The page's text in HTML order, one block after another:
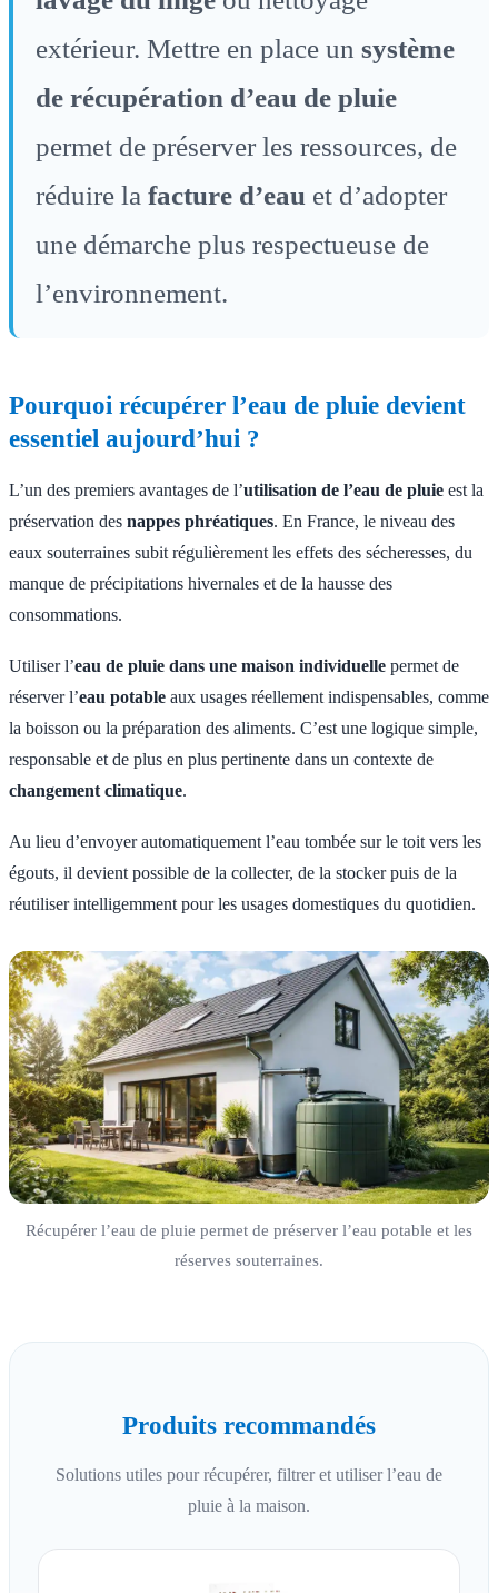
extérieur. Mettre en place un système
de récupération d’eau de pluie
permet de préserver les ressources, de
réduire la facture d’eau et d’adopter
une démarche plus respectueuse de
l’environnement.
Pourquoi récupérer l’eau de pluie devient
essentiel aujourd’hui ?
L’un des premiers avantages de l’utilisation de l’eau de pluie est la
préservation des nappes phréatiques. En France, le niveau des
eaux souterraines subit régulièrement les effets des sécheresses, du
manque de précipitations hivernales et de la hausse des
consommations.
Utiliser l’eau de pluie dans une maison individuelle permet de
réserver l’eau potable aux usages réellement indispensables, comme
la boisson ou la préparation des aliments. C’est une logique simple,
responsable et de plus en plus pertinente dans un contexte de
changement climatique.
Au lieu d’envoyer automatiquement l’eau tombée sur le toit vers les
égouts, il devient possible de la collecter, de la stocker puis de la
réutiliser intelligemment pour les usages domestiques du quotidien.
Récupérer l’eau de pluie permet de préserver l’eau potable et les
réserves souterraines.
Produits recommandés
Solutions utiles pour récupérer, filtrer et utiliser l’eau de
pluie à la maison.